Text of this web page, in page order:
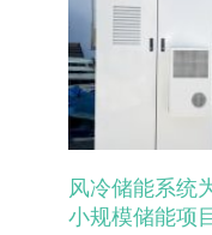
风冷储能系统
小规模储能项